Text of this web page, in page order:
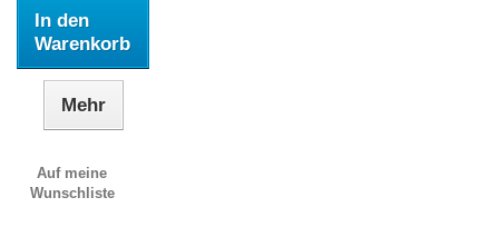
In den
Warenkorb
Mehr
Auf meine
Wunschliste